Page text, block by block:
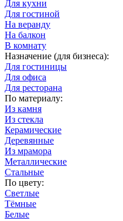
Для кухни
Для гостиной
На веранду
На балкон
В комнату
Назначение (для бизнеса):
Для гостиницы
Для офиса
Для ресторана
По материалу:
Из камня
Из стекла
Керамические
Деревянные
Из мрамора
Металлические
Стальные
По цвету:
Светлые
Тёмные
Белые